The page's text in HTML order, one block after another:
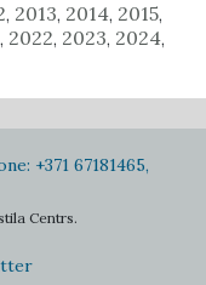
, 2013, 2014, 2015,
, 2022, 2023, 2024,
+371 67181465,
Centrs.